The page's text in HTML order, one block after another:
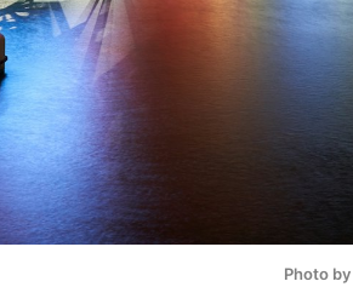
Photo by